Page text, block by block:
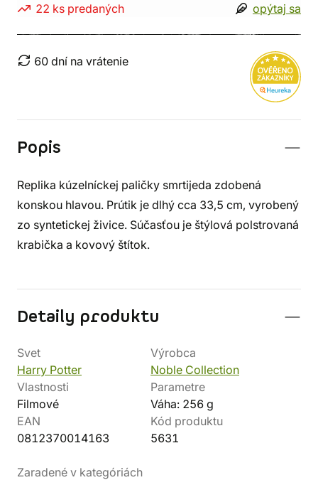
22 ks predaných opýtaj sa
60 dní na vrátenie
Popis
Replika kúzelníckej paličky smrtijeda zdobená
konskou hlavou. Prútik je dlhý cca 33,5 cm, vyrobený
zo syntetickej živice. Súčasťou je štýlová polstrovaná
krabička a kovový štítok.
Detaily produktu
Svet
Harry Potter
Výrobca
Noble Collection
Vlastnosti
Filmové
Parametre
Váha: 256 g
EAN
0812370014163
Kód produktu
5631
Zaradené v kategóriách